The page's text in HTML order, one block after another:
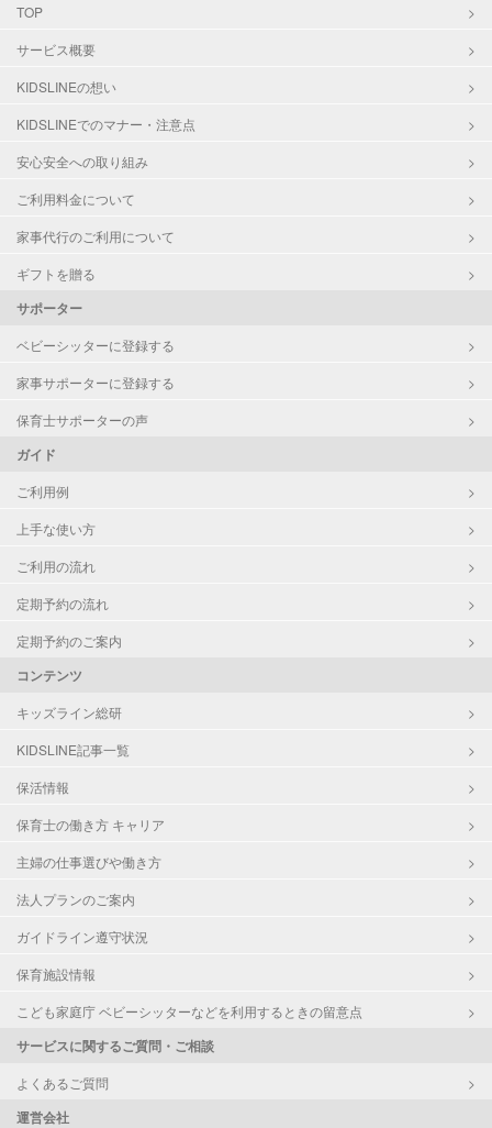
対応可能/特徴
病児対応
レッスン
定期予約
お子様の撮影
TOP
サービス概要
KIDSLINEの想い
KIDSLINEでのマナー・注意点
安心安全への取り組み
ご利用料金について
家事代行のご利用について
ギフトを贈る
サポーター
ベビーシッターに登録する
家事サポーターに登録する
保育士サポーターの声
ガイド
ご利用例
上手な使い方
ご利用の流れ
定期予約の流れ
定期予約のご案内
コンテンツ
キッズライン総研
KIDSLINE記事一覧
保活情報
保育士の働き方 キャリア
主婦の仕事選びや働き方
法人プランのご案内
ガイドライン遵守状況
保育施設情報
こども家庭庁 ベビーシッターなどを利用するときの留意点
サービスに関するご質問・ご相談
よくあるご質問
運営会社